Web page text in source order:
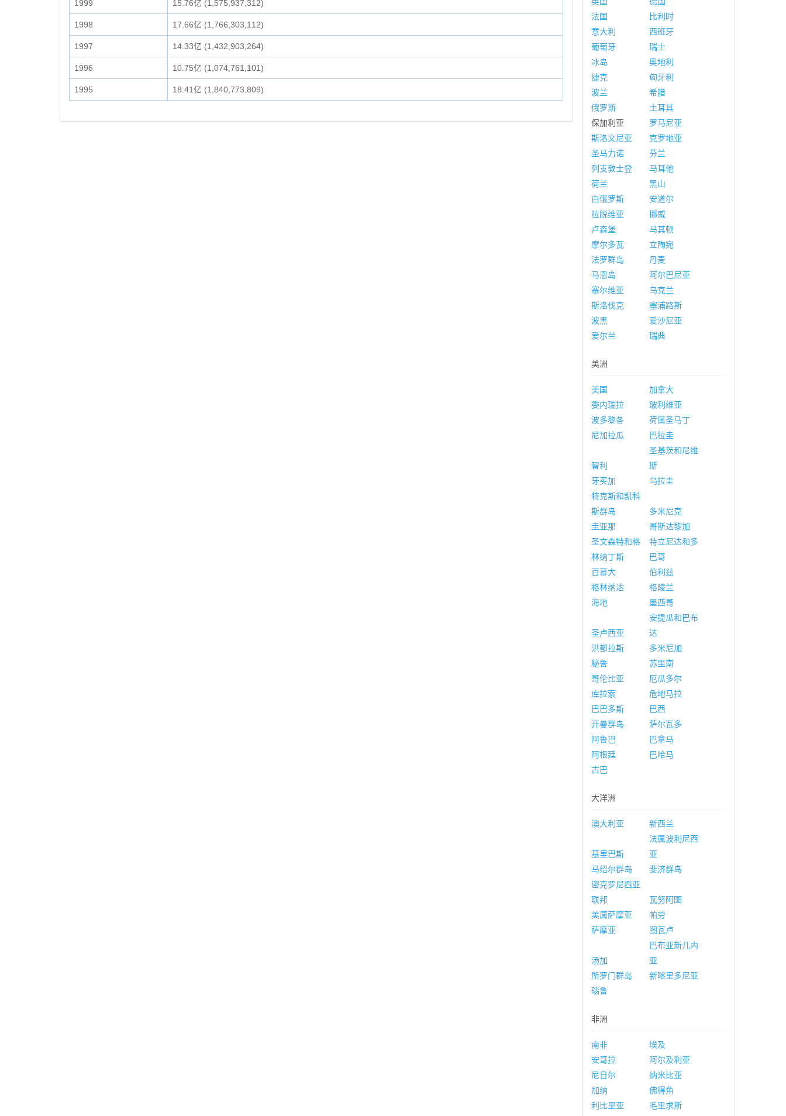
1999 15.76亿 (1,575,937,312)
1998 17.66亿 (1,766,303,112)
1997 14.33亿 (1,432,903,264)
1996 10.75亿 (1,074,761,101)
1995 18.41亿 (1,840,773,809)
法国
比利时
意大利
西班牙
葡萄牙
瑞士
冰岛
奥地利
捷克
匈牙利
波兰
希腊
俄罗斯
土耳其
保加利亚
罗马尼亚
斯洛文尼亚
克罗地亚
圣马力诺
芬兰
列支敦士登
马耳他
荷兰
黑山
白俄罗斯
安道尔
拉脱维亚
挪威
卢森堡
马其顿
摩尔多瓦
立陶宛
法罗群岛
丹麦
马恩岛
阿尔巴尼亚
塞尔维亚
乌克兰
斯洛伐克
塞浦路斯
波黑
爱沙尼亚
爱尔兰
瑞典
美洲
美国
加拿大
委内瑞拉
玻利维亚
波多黎各
荷属圣马丁
尼加拉瓜
巴拉圭
智利
圣基茨和尼维
斯
牙买加
乌拉圭
特克斯和凯科
斯群岛
多米尼克
圭亚那
哥斯达黎加
圣文森特和格
林纳丁斯
特立尼达和多
巴哥
百慕大
伯利兹
格林纳达
格陵兰
海地
墨西哥
圣卢西亚
安提瓜和巴布
达
洪都拉斯
多米尼加
秘鲁
苏里南
哥伦比亚
厄瓜多尔
库拉索
危地马拉
巴巴多斯
巴西
开曼群岛
萨尔瓦多
阿鲁巴
巴拿马
阿根廷
巴哈马
古巴
大洋洲
澳大利亚 新西兰
基里巴斯
法属波利尼西
亚
马绍尔群岛
斐济群岛
密克罗尼西亚
联邦
瓦努阿图
美属萨摩亚
帕劳
萨摩亚
图瓦卢
汤加
巴布亚新几内
亚
所罗门群岛
新喀里多尼亚
瑙鲁
非洲
南非
埃及
安哥拉
阿尔及利亚
尼日尔
纳米比亚
加纳
佛得角
利比里亚
毛里求斯